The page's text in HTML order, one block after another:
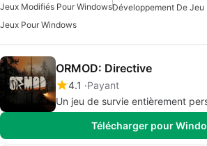
Jeux Modifiés Pour WindowsDéveloppement De Jeu
Jeux Pour Windows
ORMOD: Directive
4.1
Payant
Un jeu de survie entièrement
Télécharger pour